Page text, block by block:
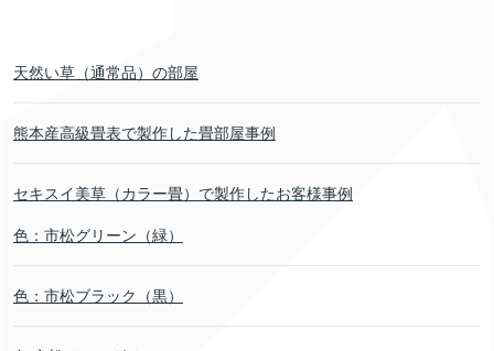
天然い草（通常品）の部屋
熊本産高級畳表で製作した畳部屋事例
セキスイ美草（カラー畳）で製作したお客様事例
色：市松グリーン（緑）
色：市松ブラック（黒）